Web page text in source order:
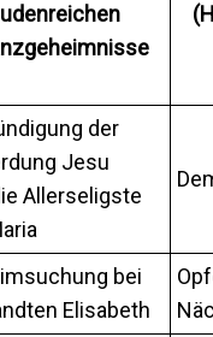
der
Jesu
Allerseligste
bei
Elisabeth